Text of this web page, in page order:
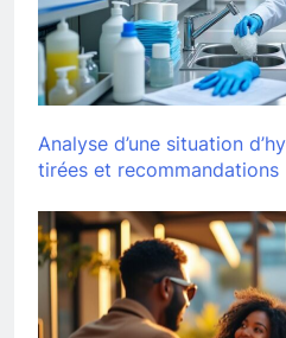
Analyse d’une situation
tirées et recommandations